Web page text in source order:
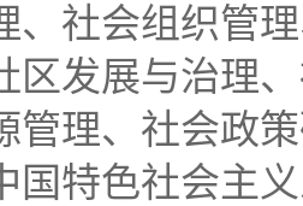
、社会组织管
区发展与治理
管理、社会政
国特色社会主